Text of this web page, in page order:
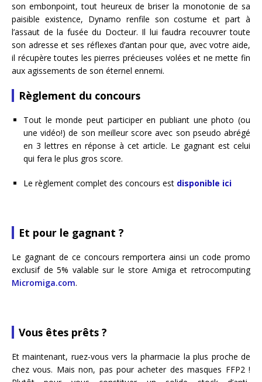
son embonpoint, tout heureux de briser la monotonie de sa
paisible existence, Dynamo renfile son costume et part à
l’assaut de la fusée du Docteur. Il lui faudra recouvrer toute
son adresse et ses réflexes d’antan pour que, avec votre aide,
il récupère toutes les pierres précieuses volées et ne mette fin
aux agissements de son éternel ennemi.
Règlement du concours
Tout le monde peut participer en publiant une photo (ou
une vidéo!) de son meilleur score avec son pseudo abrégé
en 3 lettres en réponse à cet article. Le gagnant est celui
qui fera le plus gros score.
Le règlement complet des concours est disponible ici
Et pour le gagnant ?
Le gagnant de ce concours remportera ainsi un code promo
exclusif de 5% valable sur le store Amiga et retrocomputing
Micromiga.com.
Vous êtes prêts ?
Et maintenant, ruez-vous vers la pharmacie la plus proche de
chez vous. Mais non, pas pour acheter des masques FFP2 !